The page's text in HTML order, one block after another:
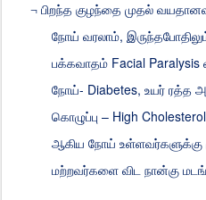
¬ பிறந்த குழந்தை முதல்
நோய் வரலாம்,
பக்கவாதம் Facial Paralysis
நோய்- Diabetes, உயர் ரத்த
கொழுப்பு – High
ஆகிய நோய் உள்ளவர்களுக்கு
மற்றவர்களை விட நான்கு